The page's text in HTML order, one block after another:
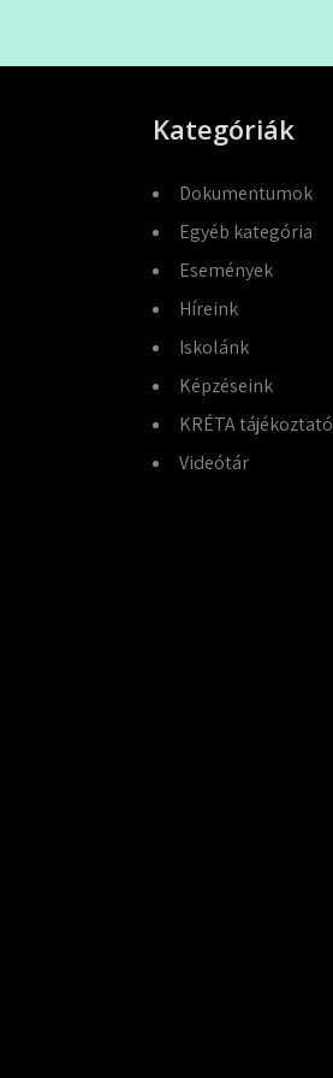
Kategóriák
Dokumentumok
Egyéb kategória
Események
Híreink
Iskolánk
Képzéseink
KRÉTA tájékoztató
Videótár